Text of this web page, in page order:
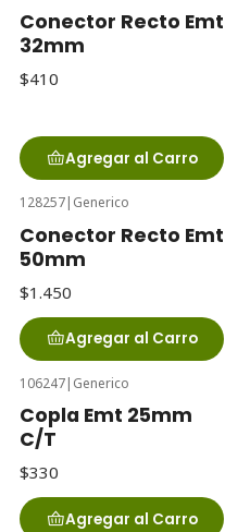
Conector Recto Emt
32mm
$410
Agregar al Carro
128257 Generico
Conector Recto Emt
50mm
$1.450
Agregar al Carro
106247| Generico
Copla Emt 25mm
C/T
$330
Agregar al Carro